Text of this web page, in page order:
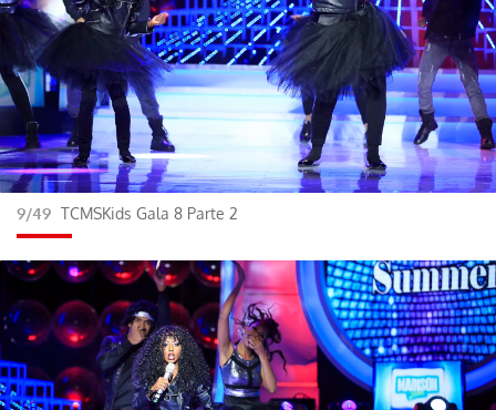
9/49 TCMSKids Gala 8 Parte 2